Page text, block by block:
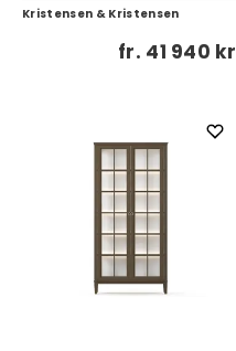
Kristensen & Kristensen
fr. 41 940 kr